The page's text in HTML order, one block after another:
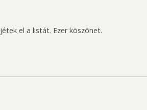
el a listát. Ezer köszönet.